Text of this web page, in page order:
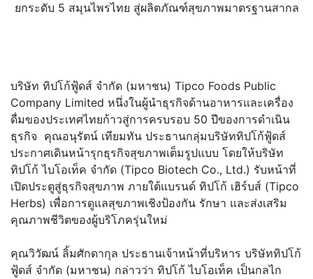
ยกระดับ 5 สมุนไพรไทย สู่ผลิตภัณฑ์สุขภาพมาตรฐานสากล
บริษัท ทิปโก้ฟู้ดส์ จำกัด (มหาชน) Tipco Foods Public
Company Limited หนึ่งในผู้นำธุรกิจด้านอาหารและเครื่อง
ดื่มของประเทศไทยก้าวสู่การครบรอบ 50 ปีของการดำเนิน
ธุรกิจ คุณอนุรัตน์ เทียมทัน ประธานกลุ่มบริษัททิปโก้ฟู้ดส์
ประกาศเดินหน้ารุกธุรกิจสุขภาพเต็มรูปแบบ โดยให้บริษัท
ทิปโก้ ไบโอเท็ค จำกัด (Tipco Biotech Co., Ltd.) รับหน้าที่
เปิดประตูสู่ธุรกิจสุขภาพ ภายใต้แบรนด์ ทิปโก้ เฮิร์บส์ (Tipco
Herbs) เพื่อการดูแลสุขภาพเชิงป้องกัน รักษา และส่งเสริม
คุณภาพชีวิตของผู้บริโภครุ่นใหม่
คุณวิวัฒน์ ลิ้มศักดากุล ประธานเจ้าหน้าที่บริหาร บริษัททิปโก้
ฟู้ดส์ จำกัด (มหาชน) กล่าวว่า ทิปโก้ ไบโอเท็ค เป็นกลไก